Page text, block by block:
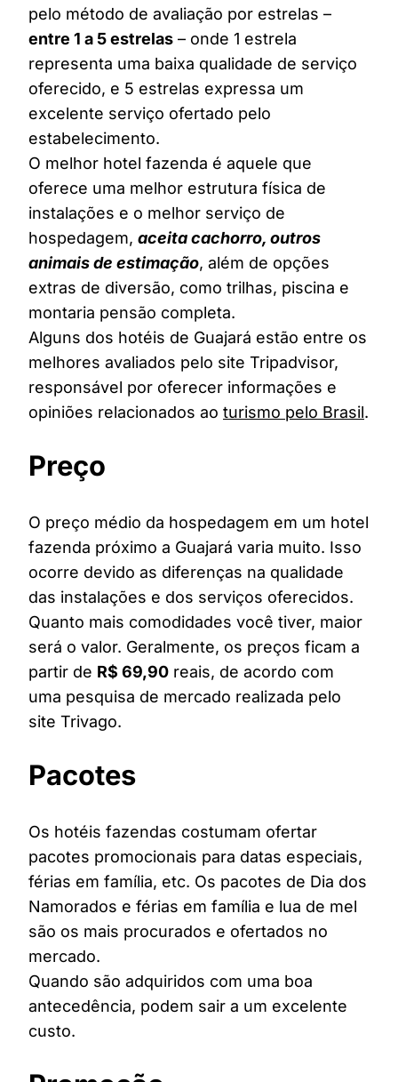
pelo método de avaliação por estrelas –
entre 1 a 5 estrelas – onde 1 estrela
representa uma baixa qualidade de serviço
oferecido, e 5 estrelas expressa um
excelente serviço ofertado pelo
estabelecimento.
O melhor hotel fazenda é aquele que
oferece uma melhor estrutura física de
instalações e o melhor serviço de
hospedagem, aceita cachorro, outros
animais de estimação, além de opções
extras de diversão, como trilhas, piscina e
montaria pensão completa.
Alguns dos hotéis de Guajará estão entre os
melhores avaliados pelo site Tripadvisor,
responsável por oferecer informações e
opiniões relacionados ao turismo pelo Brasil.
Preço
O preço médio da hospedagem em um hotel
fazenda próximo a Guajará varia muito. Isso
ocorre devido as diferenças na qualidade
das instalações e dos serviços oferecidos.
Quanto mais comodidades você tiver, maior
será o valor. Geralmente, os preços ficam a
partir de R$ 69,90 reais, de acordo com
uma pesquisa de mercado realizada pelo
site Trivago.
Pacotes
Os hotéis fazendas costumam ofertar
pacotes promocionais para datas especiais,
férias em família, etc. Os pacotes de Dia dos
Namorados e férias em família e lua de mel
são os mais procurados e ofertados no
mercado.
Quando são adquiridos com uma boa
antecedência, podem sair a um excelente
custo.